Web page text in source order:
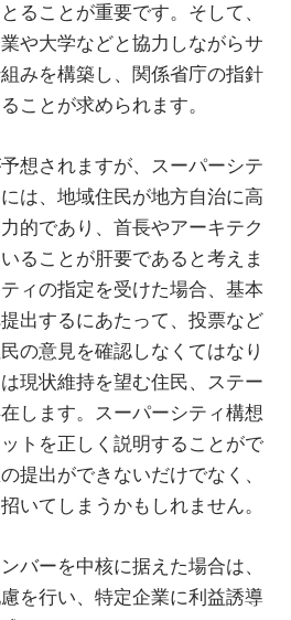
ることが重要です。そして、
や大学などと協力しながらサ
みを構築し、関係省庁の指針
ことが求められます。
想されますが、スーパーシテ
は、地域住民が地方自治に高
的であり、首長やアーキテク
ることが肝要であると考えま
ィの指定を受けた場合、基本
出するにあたって、投票など
の意見を確認しなくてはなり
現状維持を望む住民、ステー
します。スーパーシティ構想
トを正しく説明することがで
提出ができないだけでなく、
いてしまうかもしれません。
バーを中核に据えた場合は、
を行い、特定企業に利益誘導